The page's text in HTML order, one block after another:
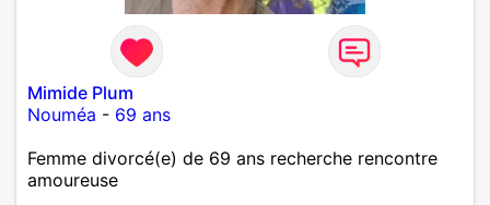
Mimide Plum
Nouméa - 69 ans
Femme divorcé(e) de 69 ans recherche rencontre
amoureuse